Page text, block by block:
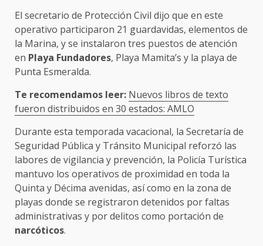
El secretario de Protección Civil dijo que en este
operativo participaron 21 guardavidas, elementos de
la Marina, y se instalaron tres puestos de atención
en Playa Fundadores, Playa Mamita’s y la playa de
Punta Esmeralda.
Te recomendamos leer: Nuevos libros de texto
fueron distribuidos en 30 estados: AMLO
Durante esta temporada vacacional, la Secretaría de
Seguridad Pública y Tránsito Municipal reforzó las
labores de vigilancia y prevención, la Policía Turística
mantuvo los operativos de proximidad en toda la
Quinta y Décima avenidas, así como en la zona de
playas donde se registraron detenidos por faltas
administrativas y por delitos como portación de
narcóticos.